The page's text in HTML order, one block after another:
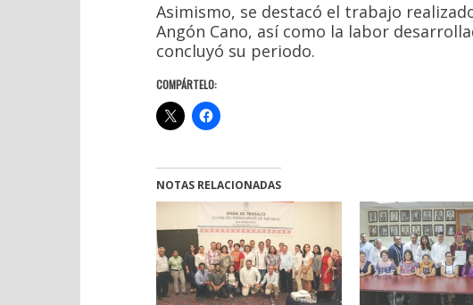
Asimismo, se destacó el trabajo
Angón Cano, así como la labor
concluyó su periodo.
COMPÁRTELO:
NOTAS RELACIONADAS